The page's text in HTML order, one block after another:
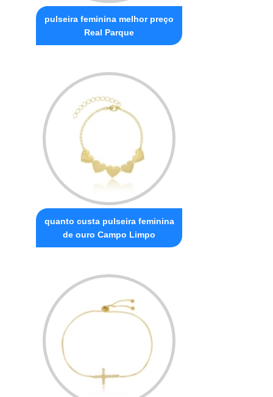
pulseira feminina melhor preço
Real Parque
quanto custa pulseira feminina
de ouro Campo Limpo